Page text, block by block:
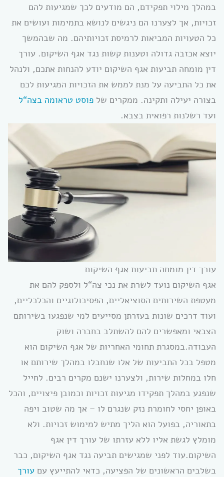
במהלך מילוי תפקידם, הם מודעים לכך שמגיעות להם
זכויות, אך לצערנו הם ניגשים לנושא בתמימות ועושים את
כל הטעויות המביאות לרמיסת זכויותיהם. מה שבהמשך
יוצא אכזבה גדולה וטענות קשות נגד אגף השיקום. עורך
דין מומחה תביעות אגף השיקום יודע להנחות אתכם, ולנהל
את כל התביעה על מנת לממש את הזכויות המגיעות לכם
בצורה יעילה ותקינה. ממקרים של פוסט טראומה בצה“ל
ועד רשלנות רפואית בצבא.
עורך דין מומחה תביעות אגף השיקום
אגף השיקום נועד לשרת את נכי צה“ל ולספק להם את
מעטפת השירותים הסוציאליים, הפסיכולוגיים והכלכליים,
ועוד דרכים שונות בעזרתן מסייעים למי שנפגעו בשירותם
הצבאי ומאפשרים להם להשתלב בחברה ושוק
העבודה.במסגרת תחומי האחריות של אגף השיקום הוא
מטפל בכל התביעות של אלו שנחבלו במהלך שירותם או
חלו במחלות שירות, ולצערנו ישנם מקרים רבים. לחייל
שנפגע במהלך תפקידו מגיעות זכויות וכמובן פיצויים, והכל
באופן יחסי לחומרת נזק שנגרם לו – אך מה שטוב ויפה
בתאוריה, בפועל הוא הליך מתיש למימוש זכויות. ולא
מומלץ לגשת אליו ללא עזרתו של עורך דין אגף
השיקום.עוד לפני שמגישים תביעה נגד אגף השיקום, כבר
בשלבים הראשונים של הפציעה, כדאי להתייעץ עם עורך